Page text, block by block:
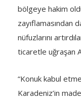
bölgeye hakim
zayıflamasından
nüfuzlarını
ticaretle uğraşan
“Konuk kabul
Karadeniz’in